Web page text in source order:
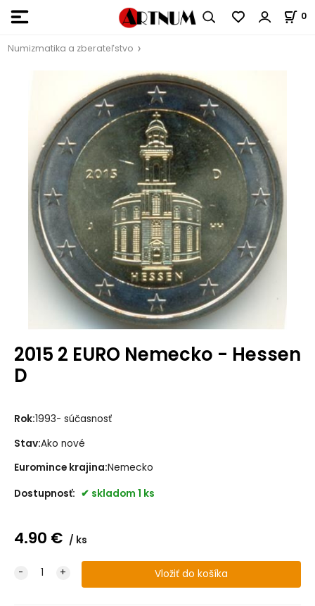
0
Numizmatika a zberateľstvo
2015 2 EURO Nemecko - Hessen
D
Rok:1993- súčasnosť
Stav:Ako nové
Euromince krajina:Nemecko
Dostupnosť:
skladom 1 ks
4.90 € ks